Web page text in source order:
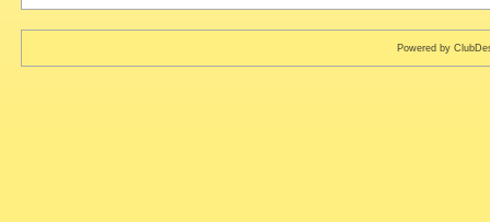
Powered by